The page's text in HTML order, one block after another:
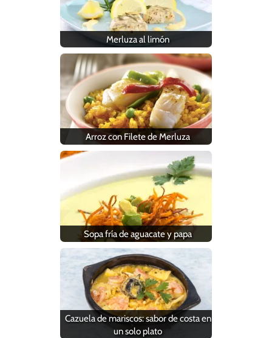
Merluza al limón
Arroz con Filete de Merluza
Sopa fría de aguacate y papa
Cazuela de mariscos: sabor de costa en
un solo plato